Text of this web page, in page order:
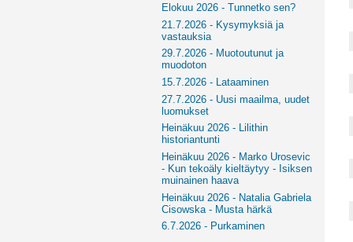
Elokuu 2026 - Tunnetko sen?
21.7.2026 - Kysymyksiä ja
vastauksia
29.7.2026 - Muotoutunut ja
muodoton
15.7.2026 - Lataaminen
27.7.2026 - Uusi maailma, uudet
luomukset
Heinäkuu 2026 - Lilithin
historiantunti
Heinäkuu 2026 - Marko Urosevic
- Kun tekoäly kieltäytyy - Isiksen
muinainen haava
Heinäkuu 2026 - Natalia Gabriela
Cisowska - Musta härkä
6.7.2026 - Purkaminen